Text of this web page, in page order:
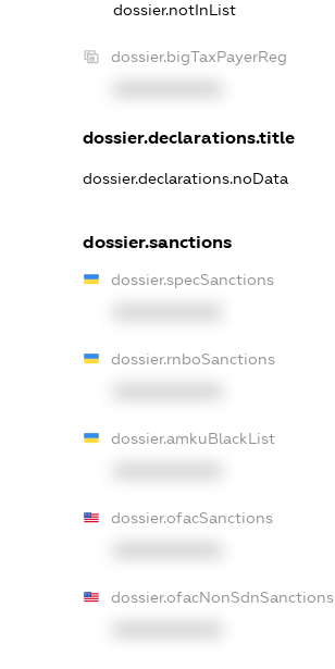
dossier.notInList
dossier.bigTaxPayerReg
dossier.declarations.title
dossier.declarations.noData
dossier.sanctions
dossier.specSanctions
dossier.rnboSanctions
dossier.amkuBlackList
dossier.ofacSanctions
dossier.ofacNonSdnSanctions